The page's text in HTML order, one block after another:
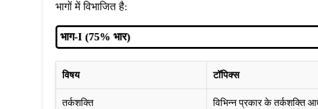
भागों में विभाजित है:
भाग-I (75% भार)
विषय टॉपिक्स
तर्कशक्ति विभिन्न प्रकार के तर्कशक्ति